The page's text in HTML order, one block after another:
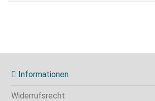
Informationen
Widerrufsrecht